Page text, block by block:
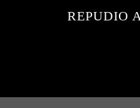
REPUDIO